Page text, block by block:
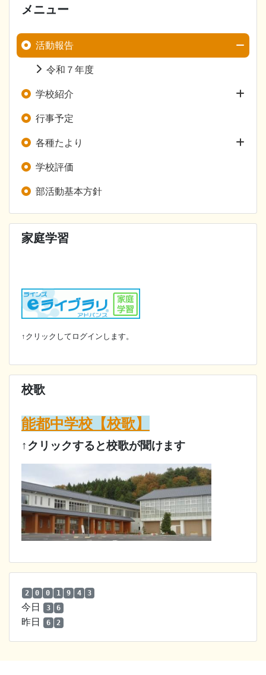
メニュー
活動報告
令和７年度
学校紹介
行事予定
各種たより
学校評価
部活動基本方針
家庭学習
↑クリックしてログインします。
校歌
能都中学校【校歌】
↑クリックすると校歌が聞けます
2 0 0 1 9 4 3
今日 3 6
昨日 6 2